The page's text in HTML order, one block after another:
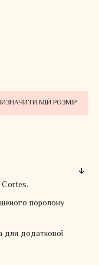
МІЙ РОЗМІР
Cortes.
поролону
для додаткової